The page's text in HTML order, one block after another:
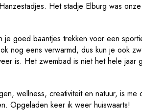
Het stadje Elburg was
je goed baantjes trekken voor een
nog eens verwarmd, dus kun je ook
is. Het zwembad is niet het hele jaar
wellness, creativiteit en natuur, is me
Opgeladen keer ik weer huiswaarts!